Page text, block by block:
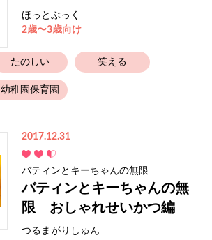
ほっとぶっく
2歳〜3歳向け
たのしい 笑える
幼稚園保育園
2017.12.31
バティンとキーちゃんの無限
バティンとキーちゃんの無
限 おしゃれせいかつ編
つるまがりしゅん